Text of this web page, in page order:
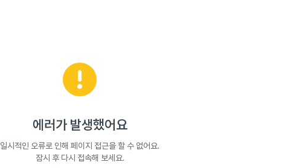
에러가 발생했어요
일시적인 오류로 인해 페이지 접근을 할 수 없어요.
잠시 후 다시 접속해 보세요.